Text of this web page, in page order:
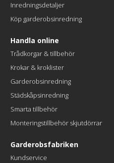
Inredningsdetaljer
Köp garderobsinredning
Handla online
Trådkorgar & tillbehör
Krokar & kroklister
Garderobsinredning
Städskåpsinredning
Smarta tillbehör
Monteringstillbehör skjutdörrar
Garderobsfabriken
Kundservice